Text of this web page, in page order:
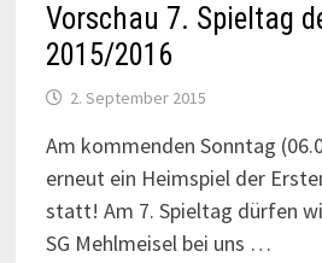
Vorschau 7. Spieltag
2015/2016
2. September 2015
Am kommenden Sonntag
erneut ein Heimspiel der
statt! Am 7. Spieltag dürfen
SG Mehlmeisel bei uns …